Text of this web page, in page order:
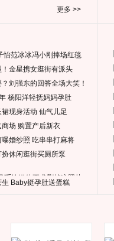
更多 >>
怡范冰冰冯小刚捧场红毯
金星携女逛街有派头
刘强东的回答全场大笑！
杨阳洋轻抚妈妈孕肚
现身活动 仙气儿足
场 购置产后新衣
婚纱照 吃串串打麻将
休闲逛街买厕所泵
给媒体要求删掉这照片
Baby挺孕肚送蛋糕